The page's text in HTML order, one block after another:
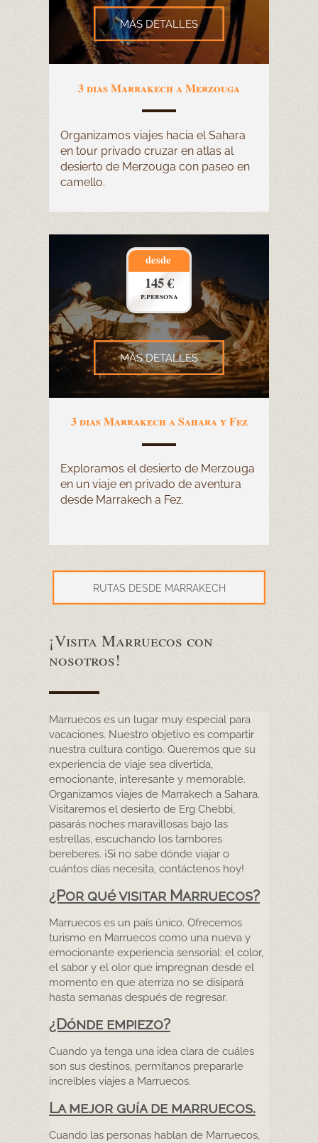
¡Visita Marruecos con
nosotros!
Marruecos es un lugar muy especial para
vacaciones. Nuestro objetivo es compartir
nuestra cultura contigo. Queremos que su
experiencia de viaje sea divertida,
emocionante, interesante y memorable.
Organizamos viajes de Marrakech a Sahara.
Visitaremos el desierto de Erg Chebbi,
pasarás noches maravillosas bajo las
estrellas, escuchando los tambores
bereberes. ¡Si no sabe dónde viajar o
cuántos días necesita, contáctenos hoy!
¿Por qué visitar Marruecos?
Marruecos es un país único. Ofrecemos
turismo en Marruecos como una nueva y
emocionante experiencia sensorial: el color,
el sabor y el olor que impregnan desde el
momento en que aterriza no se disipará
hasta semanas después de regresar.
¿Dónde empiezo?
Cuando ya tenga una idea clara de cuáles
son sus destinos, permítanos prepararle
increíbles viajes a Marruecos.
La mejor guía de marruecos.
Cuando las personas hablan de Marruecos,
3 dias Marrakech a Merzouga
Organizamos viajes hacia el Sahara
en tour privado cruzar en atlas al
desierto de Merzouga con paseo en
camello.
3 dias Marrakech a Sahara y Fez
Exploramos el desierto de Merzouga
en un viaje en privado de aventura
desde Marrakech a Fez.
RUTAS DESDE MARRAKECH
MÁS DETALLES
MÁS DETALLES
desde
145 €
p.persona